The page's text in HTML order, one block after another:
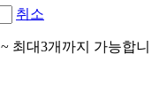
취소
최대3개까지 가능합니